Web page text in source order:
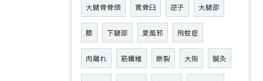
大腿骨骨頭 寛骨臼 逆子 大腿部
膝 下腿部 夏風邪 飛蚊症
肉離れ 筋繊維 断裂 大阪 鍼灸